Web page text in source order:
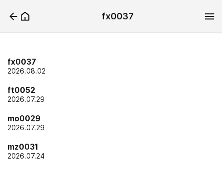
fx0037
fx0037
2026.08.02
ft0052
2026.07.29
mo0029
2026.07.29
mz0031
2026.07.24